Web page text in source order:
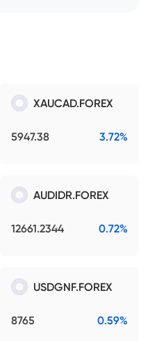
XAUCAD.FOREX
5947.38 3.72%
AUDIDR.FOREX
12661.2344 0.72%
USDGNF.FOREX
8765 0.59%